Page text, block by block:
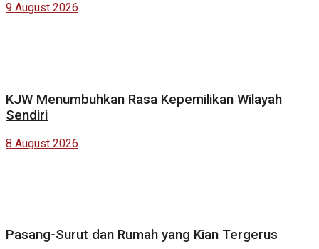
9 August 2026
KJW Menumbuhkan Rasa Kepemilikan Wilayah
Sendiri
8 August 2026
Pasang-Surut dan Rumah yang Kian Tergerus